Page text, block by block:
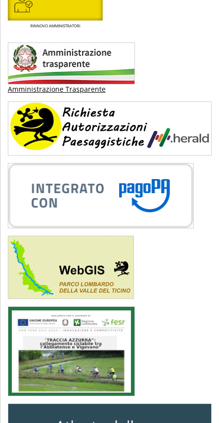
RINNOVO AMMINISTRATORI
Amministrazione Trasparente